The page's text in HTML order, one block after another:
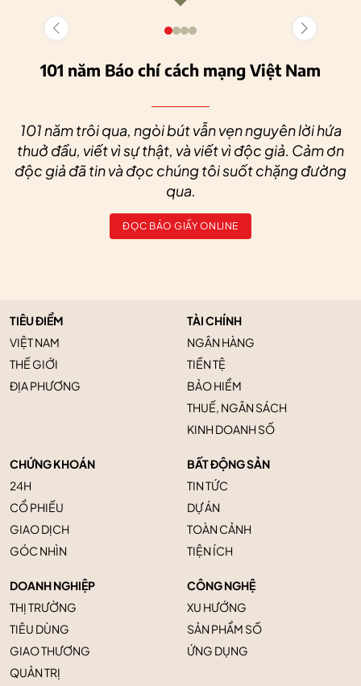
101 năm Báo chí cách mạng Việt Nam
101 năm trôi qua, ngòi bút vẫn vẹn nguyên lời hứa
thuở đầu, viết vì sự thật, và viết vì độc giả. Cảm ơn
độc giả đã tin và đọc chúng tôi suốt chặng đường
qua.
ĐỌC BÁO GIẤY ONLINE
TIÊU ĐIỂM
VIỆT NAM
THẾ GIỚI
ĐỊA PHƯƠNG
TÀI CHÍNH
NGÂN HÀNG
TIỀN TỆ
BẢO HIỂM
THUẾ, NGÂN SÁCH
KINH DOANH SỐ
CHỨNG KHOÁN
24H
CỔ PHIẾU
GIAO DỊCH
GÓC NHÌN
BẤT ĐỘNG SẢN
TIN TỨC
DỰ ÁN
TOÀN CẢNH
TIỆN ÍCH
DOANH NGHIỆP
THỊ TRƯỜNG
TIÊU DÙNG
GIAO THƯƠNG
QUẢN TRỊ
CÔNG NGHỆ
XU HƯỚNG
SẢN PHẨM SỐ
ỨNG DỤNG